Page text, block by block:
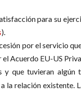
para su
).
por el servicio
Acuerdo EU-US
que tuvieran algún
la relación